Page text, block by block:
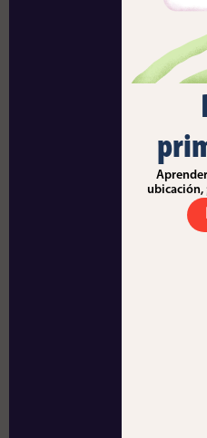
ubicación,